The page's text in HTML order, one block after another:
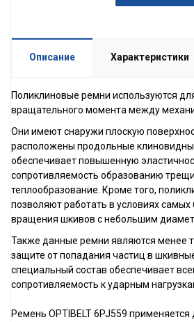
Описание Характеристики
Поликлиновые ремни используются
вращательного момента между
Они имеют снаружи плоскую
расположены продольные
обеспечивает повышенную
сопротивляемость образованию
теплообразование. Кроме того,
позволяют работать в условиях самых
вращения шкивов с небольшим
Также данные ремни являются менее
защите от попадания частиц в
специальный состав обеспечивает
сопротивляемость к ударным
Ремень OPTIBELT 6PJ559 применяется